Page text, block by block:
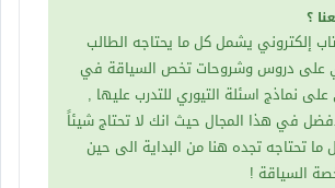
شكل الغطاء ؟
إلكتروني يشمل كل ما يحتاجه الطالب
على دروس وشروحات تخص السياقة في
نماذج اسئلة التيوري للتدرب عليها ,
في هذا المجال حيث انك لا تحتاج شيئاً
ما تحتاجه تجده هنا من البداية الى حين
السياقة !